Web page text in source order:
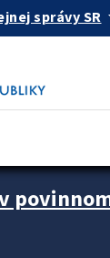
správy SR